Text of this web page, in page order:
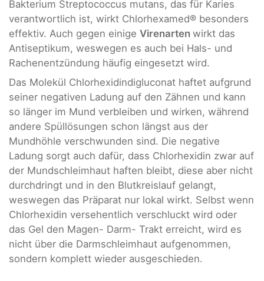
Bakterium Streptococcus mutans, das für Karies
verantwortlich ist, wirkt Chlorhexamed® besonders
effektiv. Auch gegen einige Virenarten wirkt das
Antiseptikum, weswegen es auch bei Hals- und
Rachenentzündung häufig eingesetzt wird.
Das Molekül Chlorhexidindigluconat haftet aufgrund
seiner negativen Ladung auf den Zähnen und kann
so länger im Mund verbleiben und wirken, während
andere Spüllösungen schon längst aus der
Mundhöhle verschwunden sind. Die negative
Ladung sorgt auch dafür, dass Chlorhexidin zwar auf
der Mundschleimhaut haften bleibt, diese aber nicht
durchdringt und in den Blutkreislauf gelangt,
weswegen das Präparat nur lokal wirkt. Selbst wenn
Chlorhexidin versehentlich verschluckt wird oder
das Gel den Magen- Darm- Trakt erreicht, wird es
nicht über die Darmschleimhaut aufgenommen,
sondern komplett wieder ausgeschieden.